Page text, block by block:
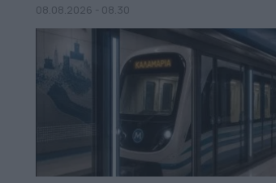
08.08.2026 - 08.30